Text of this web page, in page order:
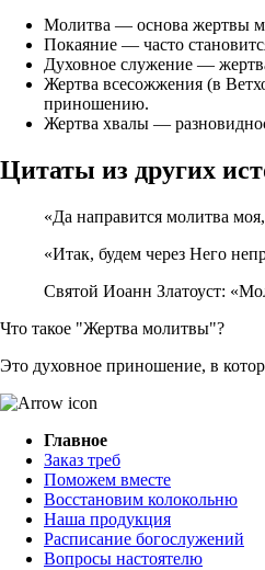
Молитва — основа жертвы
Покаяние — часто
Духовное служение —
Жертва всесожжения (в
приношению.
Жертва хвалы —
Цитаты из других
«Да направится молитва
«Итак, будем через Него
Святой Иоанн Златоуст:
Что такое "Жертва молитвы"?
Это духовное приношение, в
Главное
Заказ треб
Поможем вместе
Восстановим колокольню
Наша продукция
Расписание богослужений
Вопросы настоятелю